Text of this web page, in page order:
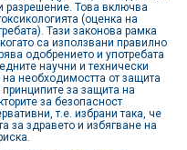
разрешение. Това включва
(оценка на
Тази законова рамка
са използвани правилно
одобрението и употребата
научни и технически
необходимостта от защита
за защита на
за безопасност
т.е. избрани така, че
за здравето и избягване на